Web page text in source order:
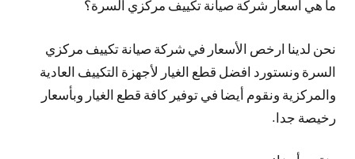
ما هي أسعار شركة صيانة تكييف مركزي السرة؟
نحن لدينا ارخص الأسعار في شركة صيانة تكييف مركزي
السرة ونستورد افضل قطع الغيار لأجهزة التكييف العادية
والمركزية ونقوم أيضا في توفير كافة قطع الغيار وبأسعار
رخيصة جدا.